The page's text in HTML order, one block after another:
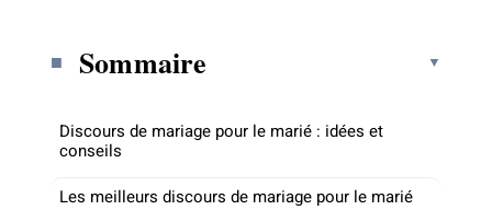
Sommaire
Discours de mariage pour le marié : idées et
conseils
Les meilleurs discours de mariage pour le marié